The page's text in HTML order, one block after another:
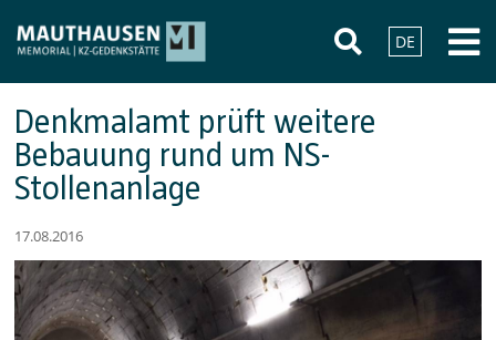
DE
Denkmalamt prüft weitere
Bebauung rund um NS-
Stollenanlage
17.08.2016